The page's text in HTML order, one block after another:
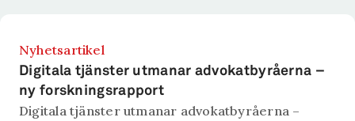
Nyhetsartikel
Digitala tjänster utmanar advokatbyråerna –
ny forskningsrapport
Digitala tjänster utmanar advokatbyråerna –